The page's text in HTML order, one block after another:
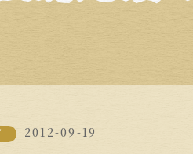
2012-09-19